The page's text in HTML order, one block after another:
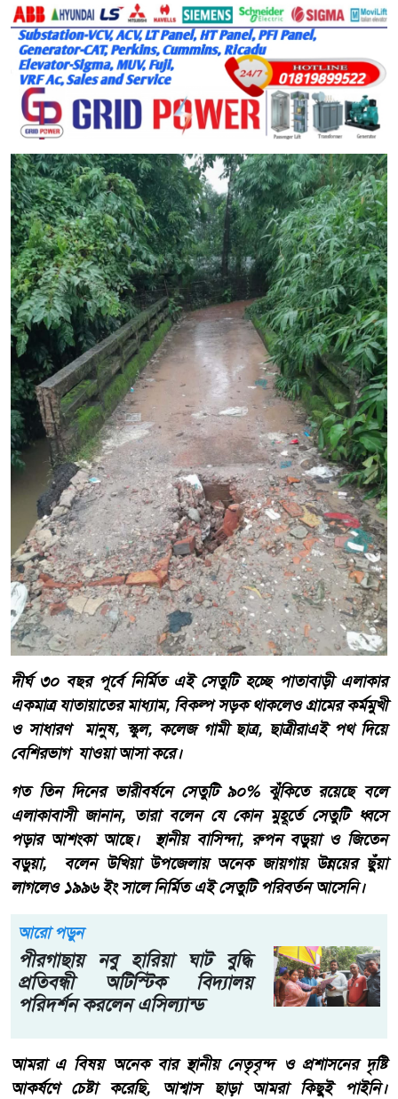
দীর্ঘ ৩০ বছর পূর্বে নির্মিত এই সেতুটি হচ্ছে পাতাবাড়ী এলাকার
একমাত্র যাতায়াতের মাধ্যাম, বিকল্প সড়ক থাকলেও গ্রামের কর্মমুখী
ও সাধারণ মানুষ, স্কুল, কলেজ গামী ছাত্র, ছাত্রীরাএই পথ দিয়ে
বেশিরভাগ যাওয়া আসা করে।
গত তিন দিনের ভারীবর্ষনে সেতুটি ৯০% ঝুঁকিতে রয়েছে বলে
এলাকাবাসী জানান, তারা বলেন যে কোন মুহূর্তে সেতুটি ধ্বসে
পড়ার আশংকা আছে। স্থানীয় বাসিন্দা, রুপন বড়ুয়া ও জিতেন
বড়ুয়া, বলেন উখিয়া উপজেলায় অনেক জায়গায় উন্নয়ের ছুঁয়া
লাগলেও ১৯৯৬ ইং সালে নির্মিত এই সেতুটি পরিবর্তন আসেনি।
আরো পড়ুন
পীরগাছায় নবু হারিয়া ঘাট বুদ্ধি
প্রতিবন্ধী অটিস্টিক বিদ্যালয়
পরিদর্শন করলেন এসিল্যান্ড
আমরা এ বিষয় অনেক বার স্থানীয় নেতৃবৃন্দ ও প্রশাসনের দৃষ্টি
আকর্ষণে চেষ্টা করেছি, আশ্বাস ছাড়া আমরা কিছুই পাইনি।